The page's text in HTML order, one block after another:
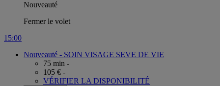
Nouveauté
Fermer le volet
15:00
Nouveauté - SOIN VISAGE SEVE DE VIE
75 min -
105 € -
VÉRIFIER LA DISPONIBILITÉ